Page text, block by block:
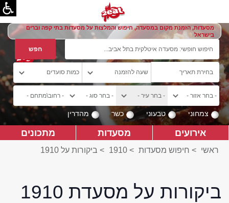
מסעדות, הזמנת מקום במסעדה, חיפוש והמלצות על מסעדות בתי קפה וברים
בישראל
צמחוני טבעוני כשר מהדרין
אירועים מסעדות מתכונים
ראשי > חיפוש מסעדות >
1910
> ביקורות על 1910
ביקורות על מסעדת 1910